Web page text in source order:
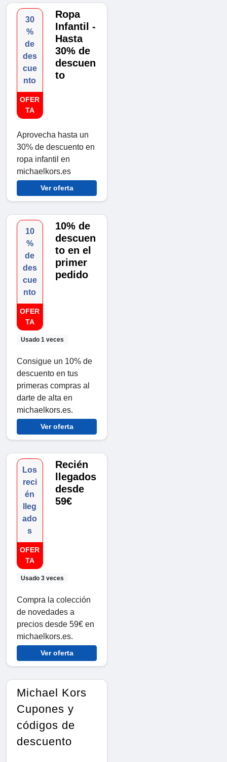
30
%
de
des
cue
nto
OFER
TA
Ropa
Infantil -
Hasta
30% de
descuen
to
Aprovecha hasta un
30% de descuento en
ropa infantil en
michaelkors.es
Ver oferta
10
%
de
des
cue
nto
OFER
TA
Usado 1 veces
10% de
descuen
to en el
primer
pedido
Consigue un 10% de
descuento en tus
primeras compras al
darte de alta en
michaelkors.es.
Ver oferta
Los
reci
én
lleg
ado
s
OFER
TA
Usado 3 veces
Recién
llegados
desde
59€
Compra la colección
de novedades a
precios desde 59€ en
michaelkors.es.
Ver oferta
Michael Kors
Cupones y
códigos de
descuento